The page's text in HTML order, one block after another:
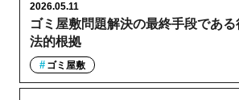
ゴミ屋敷問題解決の最終手段であ
法的根拠
2026.05.11
ゴミ屋敷